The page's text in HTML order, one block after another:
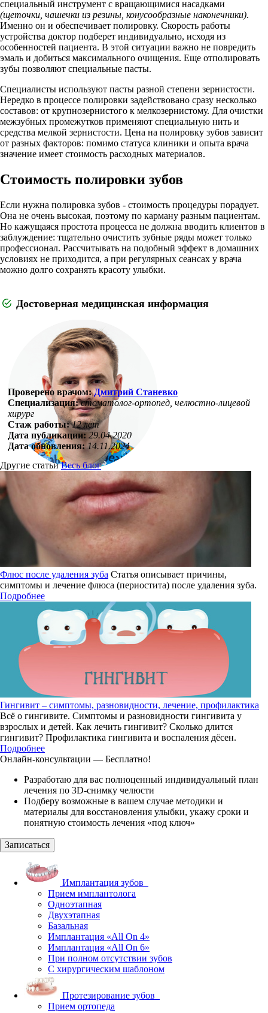
специальный инструмент с вращающимися насадками
(щеточки, чашечки из резины, конусообразные наконечники).
Именно он и обеспечивает полировку. Скорость работы
устройства доктор подберет индивидуально, исходя из
особенностей пациента. В этой ситуации важно не повредить
эмаль и добиться максимального очищения. Еще отполировать
зубы позволяют специальные пасты.
Специалисты используют пасты разной степени зернистости.
Нередко в процессе полировки задействовано сразу несколько
составов: от крупнозернистого к мелкозернистому. Для очистки
межзубных промежутков применяют специальную нить и
средства мелкой зернистости. Цена на полировку зубов зависит
от разных факторов: помимо статуса клиники и опыта врача
значение имеет стоимость расходных материалов.
Стоимость полировки зубов
Если нужна полировка зубов - стоимость процедуры порадует.
Она не очень высокая, поэтому по карману разным пациентам.
Но кажущаяся простота процесса не должна вводить клиентов в
заблуждение: тщательно очистить зубные ряды может только
профессионал. Рассчитывать на подобный эффект в домашних
условиях не приходится, а при регулярных сеансах у врача
можно долго сохранять красоту улыбки.
Достоверная медицинская информация
Проверено врачом:Дмитрий Станевко
Специализация: стоматолог-ортопед, челюстно-лицевой
хирург
Стаж работы: 12 лет
Дата публикации: 29.04.2020
Дата обновления: 14.11.2024
Другие статьи Весь блог
Флюс после удаления зуба Статья описывает причины,
симптомы и лечение флюса (периостита) после удаления зуба.
Подробнее
Гингивит – симптомы, разновидности, лечение, профилактика
Всё о гингивите. Симптомы и разновидности гингивита у
взрослых и детей. Как лечить гингивит? Сколько длится
гингивит? Профилактика гингивита и воспаления дёсен.
Подробнее
Онлайн-консультации — Бесплатно!
Разработаю для вас полноценный индивидуальный план
лечения по 3D-снимку челюсти
Подберу возможные в вашем случае методики и
материалы для восстановления улыбки, укажу сроки и
понятную стоимость лечения «под ключ»
Записаться
Имплантация зубов
Прием имплантолога
Одноэтапная
Двухэтапная
Базальная
Имплантация «All On 4»
Имплантация «All On 6»
При полном отсутствии зубов
С хирургическим шаблоном
Протезирование зубов
Прием ортопеда